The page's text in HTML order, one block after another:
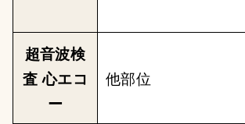
超音波検
査 心エコ
ー
他部位